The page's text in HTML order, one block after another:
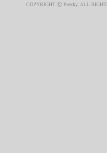
COPYRIGHT ⓒ Peecky, ALL